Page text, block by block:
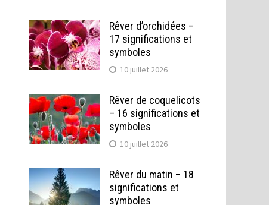
Rêver d’orchidées –
17 significations et
symboles
10 juillet 2026
Rêver de coquelicots
– 16 significations et
symboles
10 juillet 2026
Rêver du matin – 18
significations et
symboles